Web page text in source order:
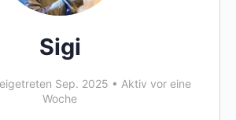
Sigi
Sep. 2025 • Aktiv vor eine
Woche